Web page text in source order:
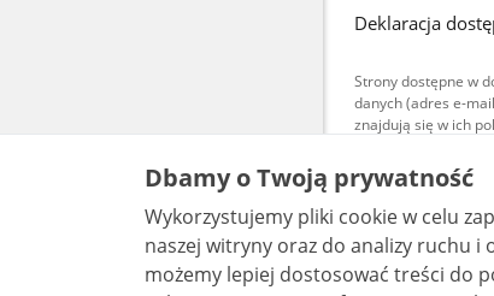
Deklaracja
Strony dostępne w
danych (adres e-
znajdują się w ich
są
bez
Dbamy o Twoją prywatność
Wykorzystujemy pliki cookie w celu
naszej witryny oraz do analizy ruchu i
możemy lepiej dostosować treści do